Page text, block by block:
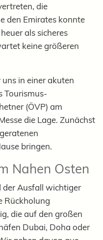
die
den Emirates konnte
als sicheres
keine größeren
in einer akuten
Tourismus-
(ÖVP) am
die Lage. Zunächst
bringen.
Nahen Osten
der Ausfall wichtiger
Rückholung
die auf den großen
Dubai, Doha oder